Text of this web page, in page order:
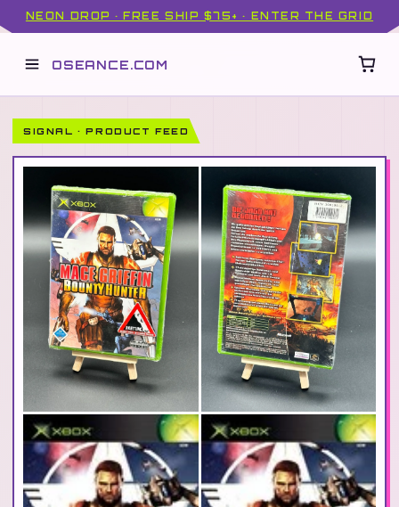
NEON DROP · FREE SHIP $75+ · ENTER THE GRID
OSEANCE.COM
SIGNAL · PRODUCT FEED